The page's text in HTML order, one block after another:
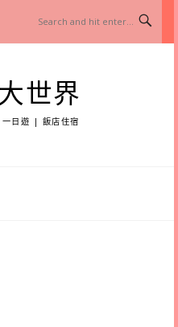
世界
日遊 | 飯店住宿